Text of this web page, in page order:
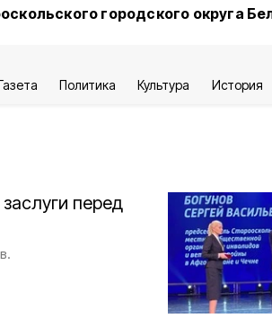
городского округа
Политика Культура История
перед